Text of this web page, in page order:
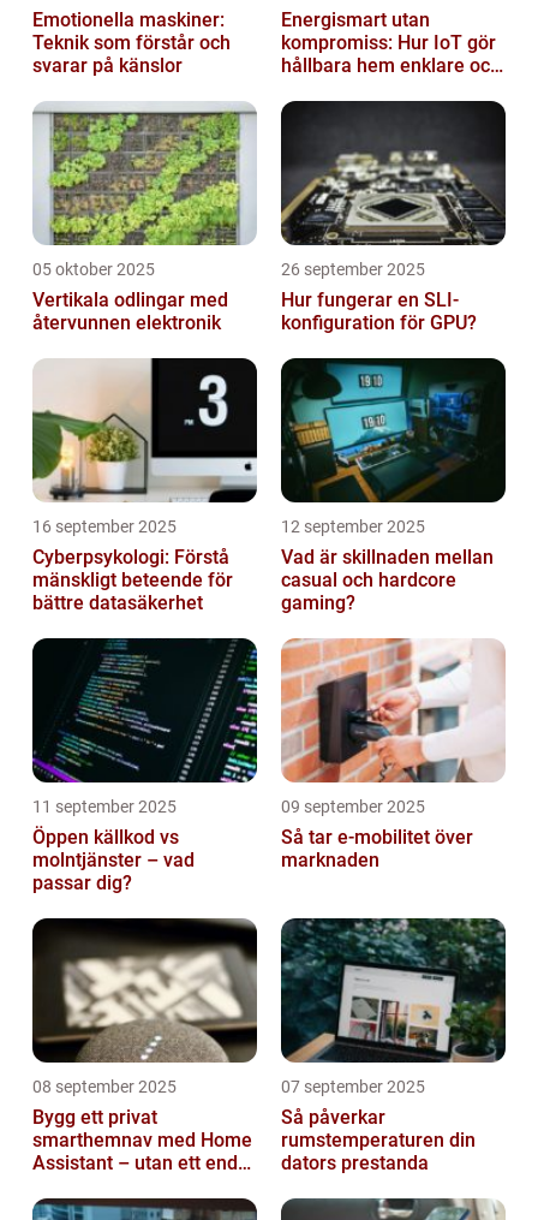
Emotionella maskiner:
Teknik som förstår och
svarar på känslor
Energismart utan
kompromiss: Hur IoT gör
hållbara hem enklare och
05 oktober 2025
Vertikala odlingar med
återvunnen elektronik
26 september 2025
Hur fungerar en SLI-
konfiguration för GPU?
16 september 2025
Cyberpsykologi: Förstå
mänskligt beteende för
bättre datasäkerhet
12 september 2025
Vad är skillnaden mellan
casual och hardcore
gaming?
11 september 2025
Öppen källkod vs
molntjänster – vad
passar dig?
09 september 2025
Så tar e-mobilitet över
marknaden
08 september 2025
Bygg ett privat
smarthemnav med Home
Assistant – utan ett enda
07 september 2025
Så påverkar
rumstemperaturen din
dators prestanda